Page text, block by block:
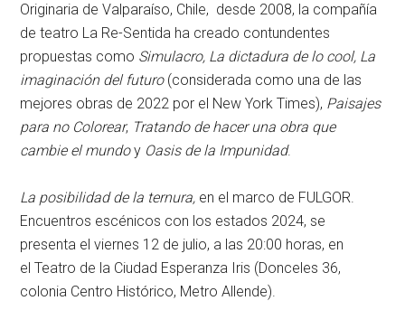
Originaria de Valparaíso, Chile, desde 2008, la compañía
de teatro La Re-Sentida ha creado contundentes
propuestas como Simulacro, La dictadura de lo cool, La
imaginación del futuro(considerada como una de las
mejores obras de 2022 por el New York Times), Paisajes
para no Colorear, Tratando de hacer una obra que
cambie el mundoy Oasis de la Impunidad.
La posibilidad de la ternura, en el marco de FULGOR.
Encuentros escénicos con los estados 2024, se
presenta el viernes 12 de julio, a las 20:00 horas, en
elTeatro de la Ciudad Esperanza Iris (Donceles 36,
colonia Centro Histórico, Metro Allende).